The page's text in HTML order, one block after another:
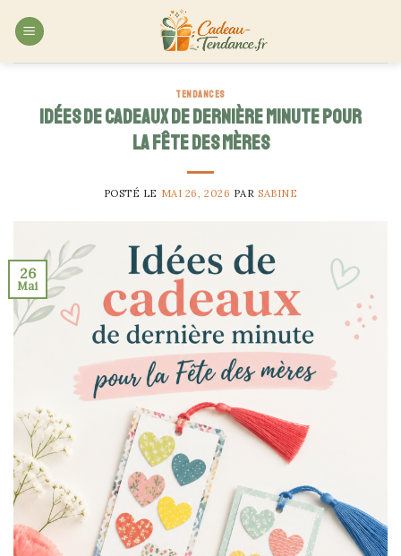
TENDANCES
Idées de cadeaux de dernière minute pour
la Fête des mères
POSTÉ LE MAI 26, 2026 PARSABINE
26
Mai